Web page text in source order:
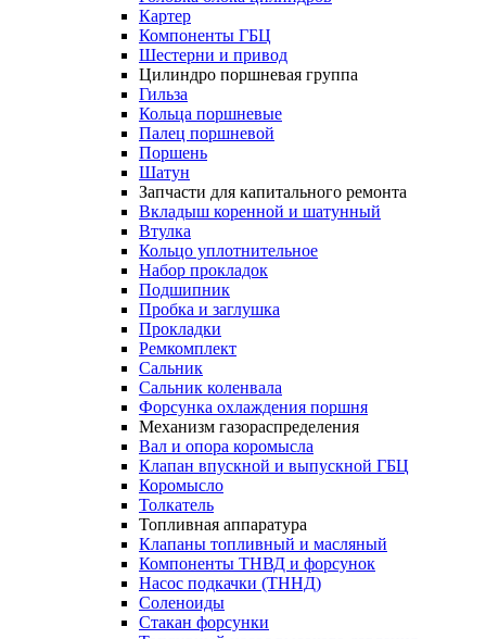
Картер
Компоненты ГБЦ
Шестерни и привод
Цилиндро поршневая группа
Гильза
Кольца поршневые
Палец поршневой
Поршень
Шатун
Запчасти для капитального ремонта
Вкладыш коренной и шатунный
Втулка
Кольцо уплотнительное
Набор прокладок
Подшипник
Пробка и заглушка
Прокладки
Ремкомплект
Сальник
Сальник коленвала
Форсунка охлаждения поршня
Механизм газораспределения
Вал и опора коромысла
Клапан впускной и выпускной ГБЦ
Коромысло
Толкатель
Топливная аппаратура
Клапаны топливный и масляный
Компоненты ТНВД и форсунок
Насос подкачки (ТННД)
Соленоиды
Стакан форсунки